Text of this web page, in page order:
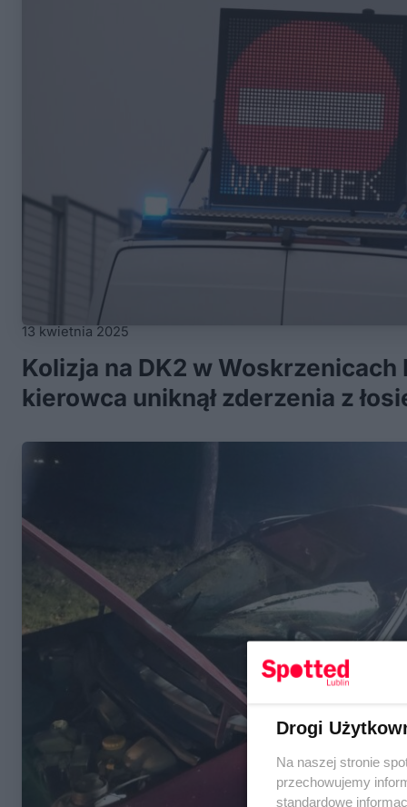
13 kwietnia 2025
Kolizja na DK2 w Woskrzenicach
kierowca uniknął zderzenia z
Drogi
Na naszej stronie
przechowujemy
standardowe